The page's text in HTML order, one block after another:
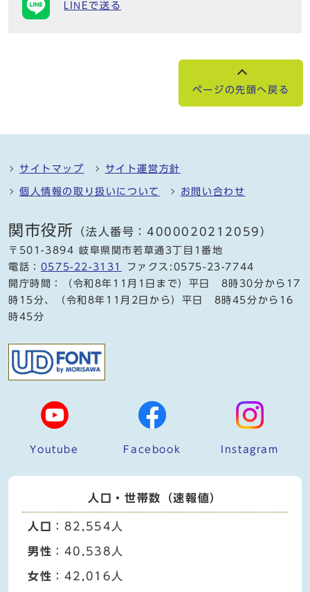
LINEで送る
ページの先頭へ戻る
サイトマップ サイト運営方針
個人情報の取り扱いについて お問い合わせ
関市役所 （法人番号：4000020212059）
〒501-3894 岐阜県関市若草通3丁目1番地
電話： 0575-22-3131
ファクス:0575-23-7744
開庁時間：（令和8年11月1日まで）平日 8時30分から17
時15分、（令和8年11月2日から）平日 8時45分から16
時45分
Youtube Facebook Instagram
人口・世帯数（速報値）
人口 ：82,554人
男性 ：40,538人
女性 ：42,016人